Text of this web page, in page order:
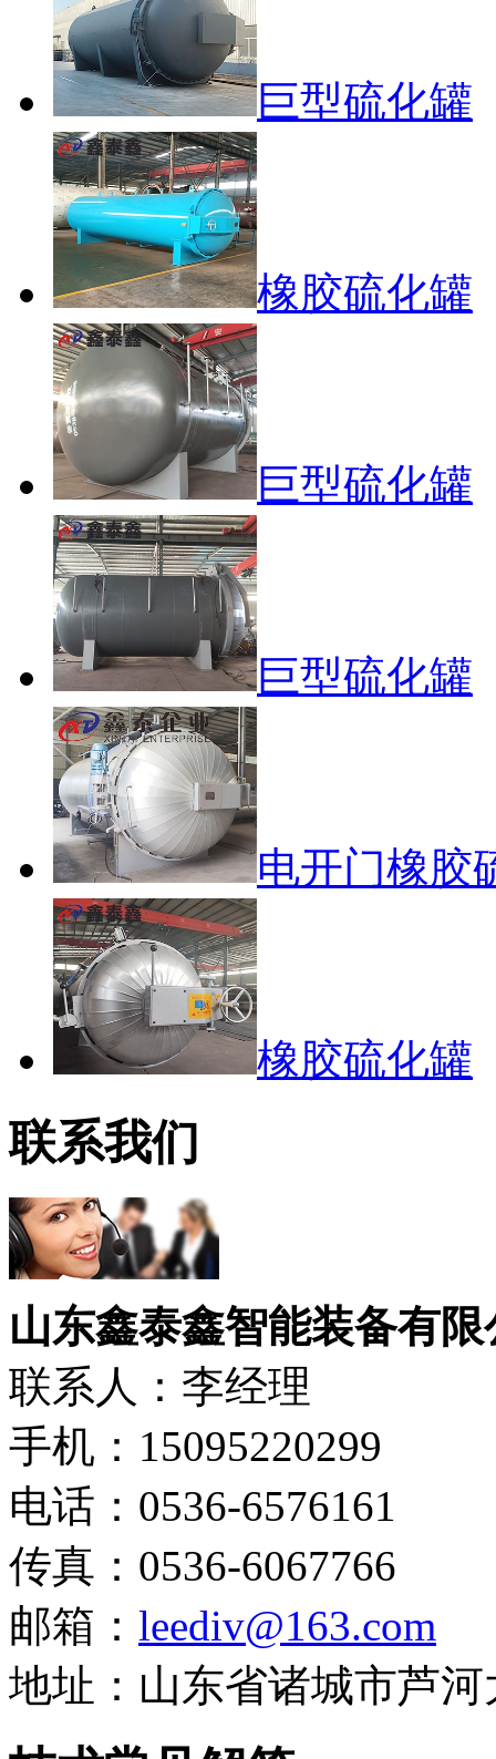
巨型硫化罐
橡胶硫化罐
巨型硫化罐
巨型硫化罐
电开门橡胶
橡胶硫化罐
联系我们
山东鑫泰鑫智能装备有限
联系人：李经理
手机：15095220299
电话：0536-6576161
传真：0536-6067766
邮箱： leediv@163.com
地址：山东省诸城市芦